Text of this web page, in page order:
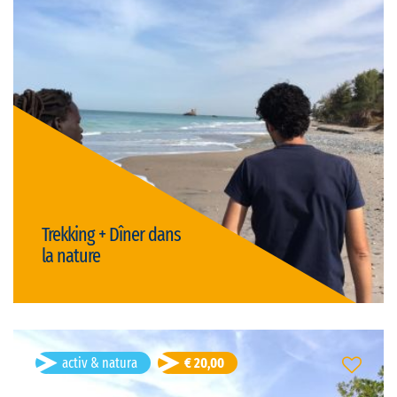
Trekking + Dîner dans
la nature
Durată: 4h
Preț: € 20,00/persoană
gastronomie
activ & natura
activ & natura € 20,00 Trekking + Pirogue